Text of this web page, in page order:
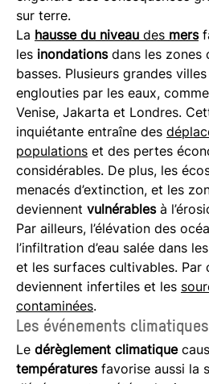
sur terre.
La hausse du niveau des mers
les inondationsdans les zones
basses. Plusieurs grandes
englouties par les eaux,
Venise, Jakarta et Londres.
inquiétante entraîne des
populations et des pertes
considérables. De plus, les
menacés d’extinction, et les
deviennent vulnérablesà
Par ailleurs, l’élévation des
l’infiltration d’eau salée dans
et les surfaces cultivables. Par
deviennent infertiles et les
contaminées.
Les événements
Le dérèglement climatique
températuresfavorise aussi la